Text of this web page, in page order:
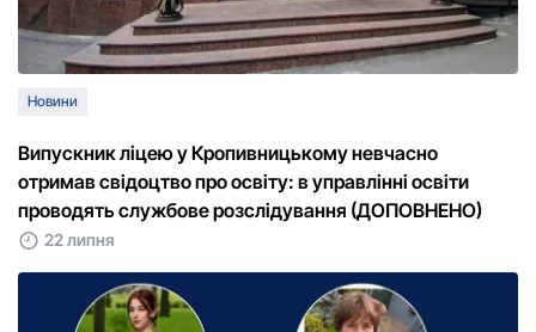
Новини
Випускник ліцею у Кропивницькому невчасно
отримав свідоцтво про освіту: в управлінні освіти
проводять службове розслідування (ДОПОВНЕНО)
22 липня